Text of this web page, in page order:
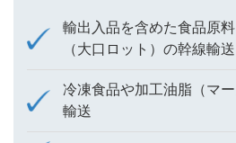
輸出入品を含めた食品原料
（大口ロット）の幹線輸送
冷凍食品や加工油脂（マ
輸送